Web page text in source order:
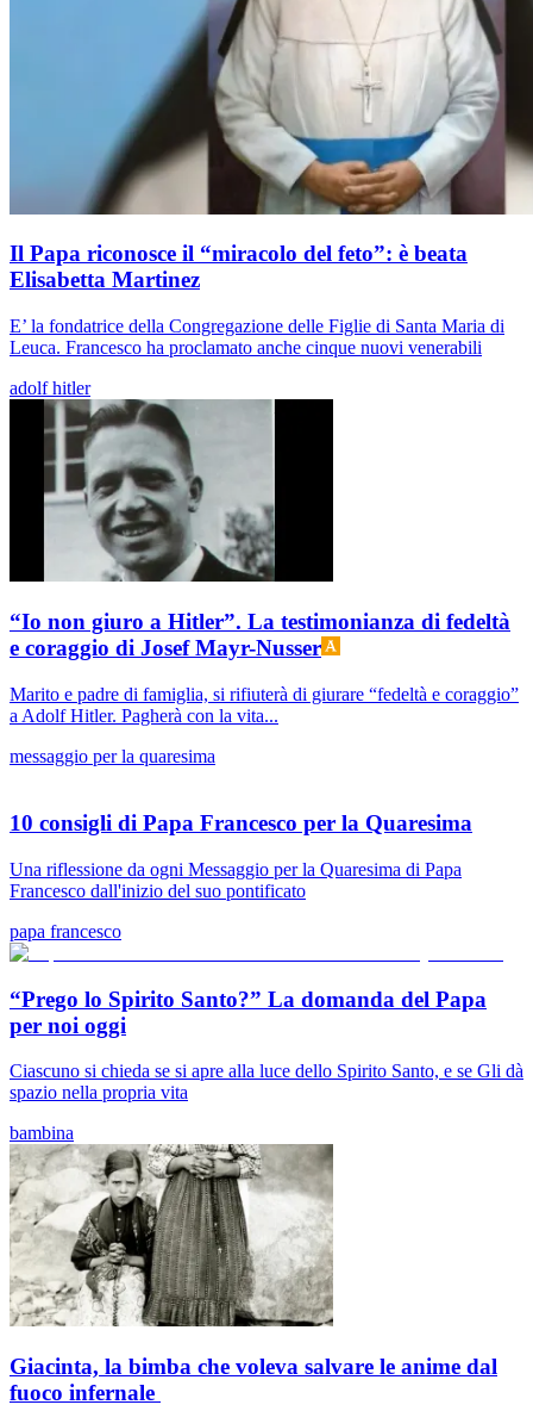
Il Papa riconosce il “miracolo del feto”: è beata
Elisabetta Martinez
E’ la fondatrice della Congregazione delle Figlie di Santa Maria di
Leuca. Francesco ha proclamato anche cinque nuovi venerabili
adolf hitler
“Io non giuro a Hitler”. La testimonianza di fedeltà
e coraggio di Josef Mayr-Nusser
Marito e padre di famiglia, si rifiuterà di giurare “fedeltà e coraggio”
a Adolf Hitler. Pagherà con la vita...
messaggio per la quaresima
10 consigli di Papa Francesco per la Quaresima
Una riflessione da ogni Messaggio per la Quaresima di Papa
Francesco dall'inizio del suo pontificato
papa francesco
“Prego lo Spirito Santo?” La domanda del Papa
per noi oggi
Ciascuno si chieda se si apre alla luce dello Spirito Santo, e se Gli dà
spazio nella propria vita
bambina
Giacinta, la bimba che voleva salvare le anime dal
fuoco infernale